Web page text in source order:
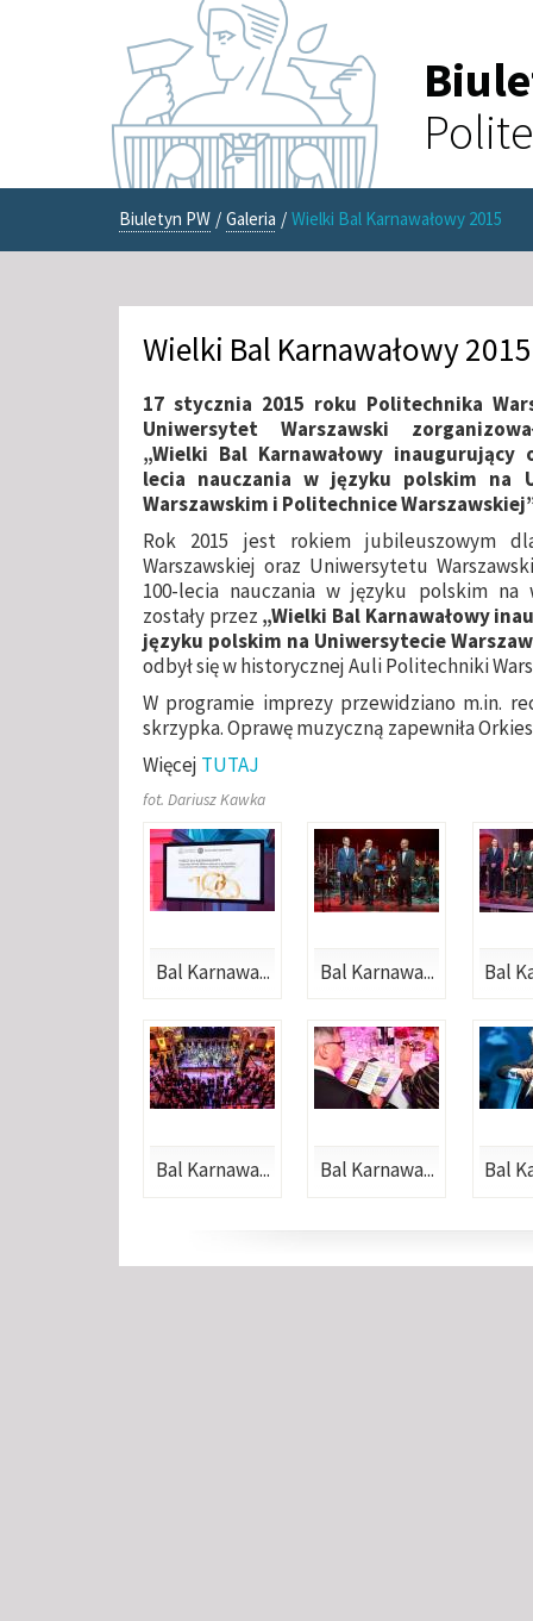
Biuletyn PW / Galeria / Wielki Bal Karnawałowy 2015
Wielki Bal Karnawałowy 2015
17 stycznia 2015 roku Politechnika
Uniwersytet Warszawski
„Wielki Bal Karnawałowy inaugurujący
lecia nauczania w języku polskim na
Warszawskim i Politechnice
Rok 2015 jest rokiem jubileuszowym
Warszawskiej oraz Uniwersytetu
100-lecia nauczania w języku polskim na
zostały przez „Wielki Bal Karnawałowy
języku polskim na Uniwersytecie
odbył się w historycznej Auli Politechniki
W programie imprezy przewidziano m.in.
skrzypka. Oprawę muzyczną zapewniła
Więcej TUTAJ
fot. Dariusz Kawka
Bal Karnawa... Bal Karnawa... Bal
Bal Karnawa... Bal Karnawa... Bal